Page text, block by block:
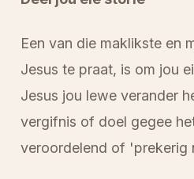
Een van die maklikste en
Jesus te praat, is om jou
Jesus jou lewe verander
vergifnis of doel gegee
veroordelend of 'prekerig